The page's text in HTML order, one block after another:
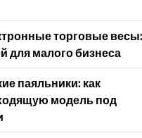
торговые весы:
для малого бизнеса
паяльники: как
модель под